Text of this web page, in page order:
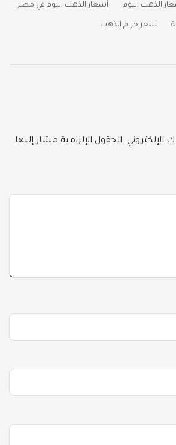
الذهب اليوم أسعار الذهب اليوم في مصر
سعر جرام الذهب
الإلكتروني. الحقول الإلزامية مشار إليها